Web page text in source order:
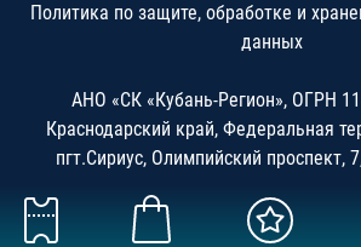
Политика по защите, обработке и
данных
АНО «СК «Кубань-Регион», ОГРН
Краснодарский край, Федеральная
пгт.Сириус, Олимпийский проспект,